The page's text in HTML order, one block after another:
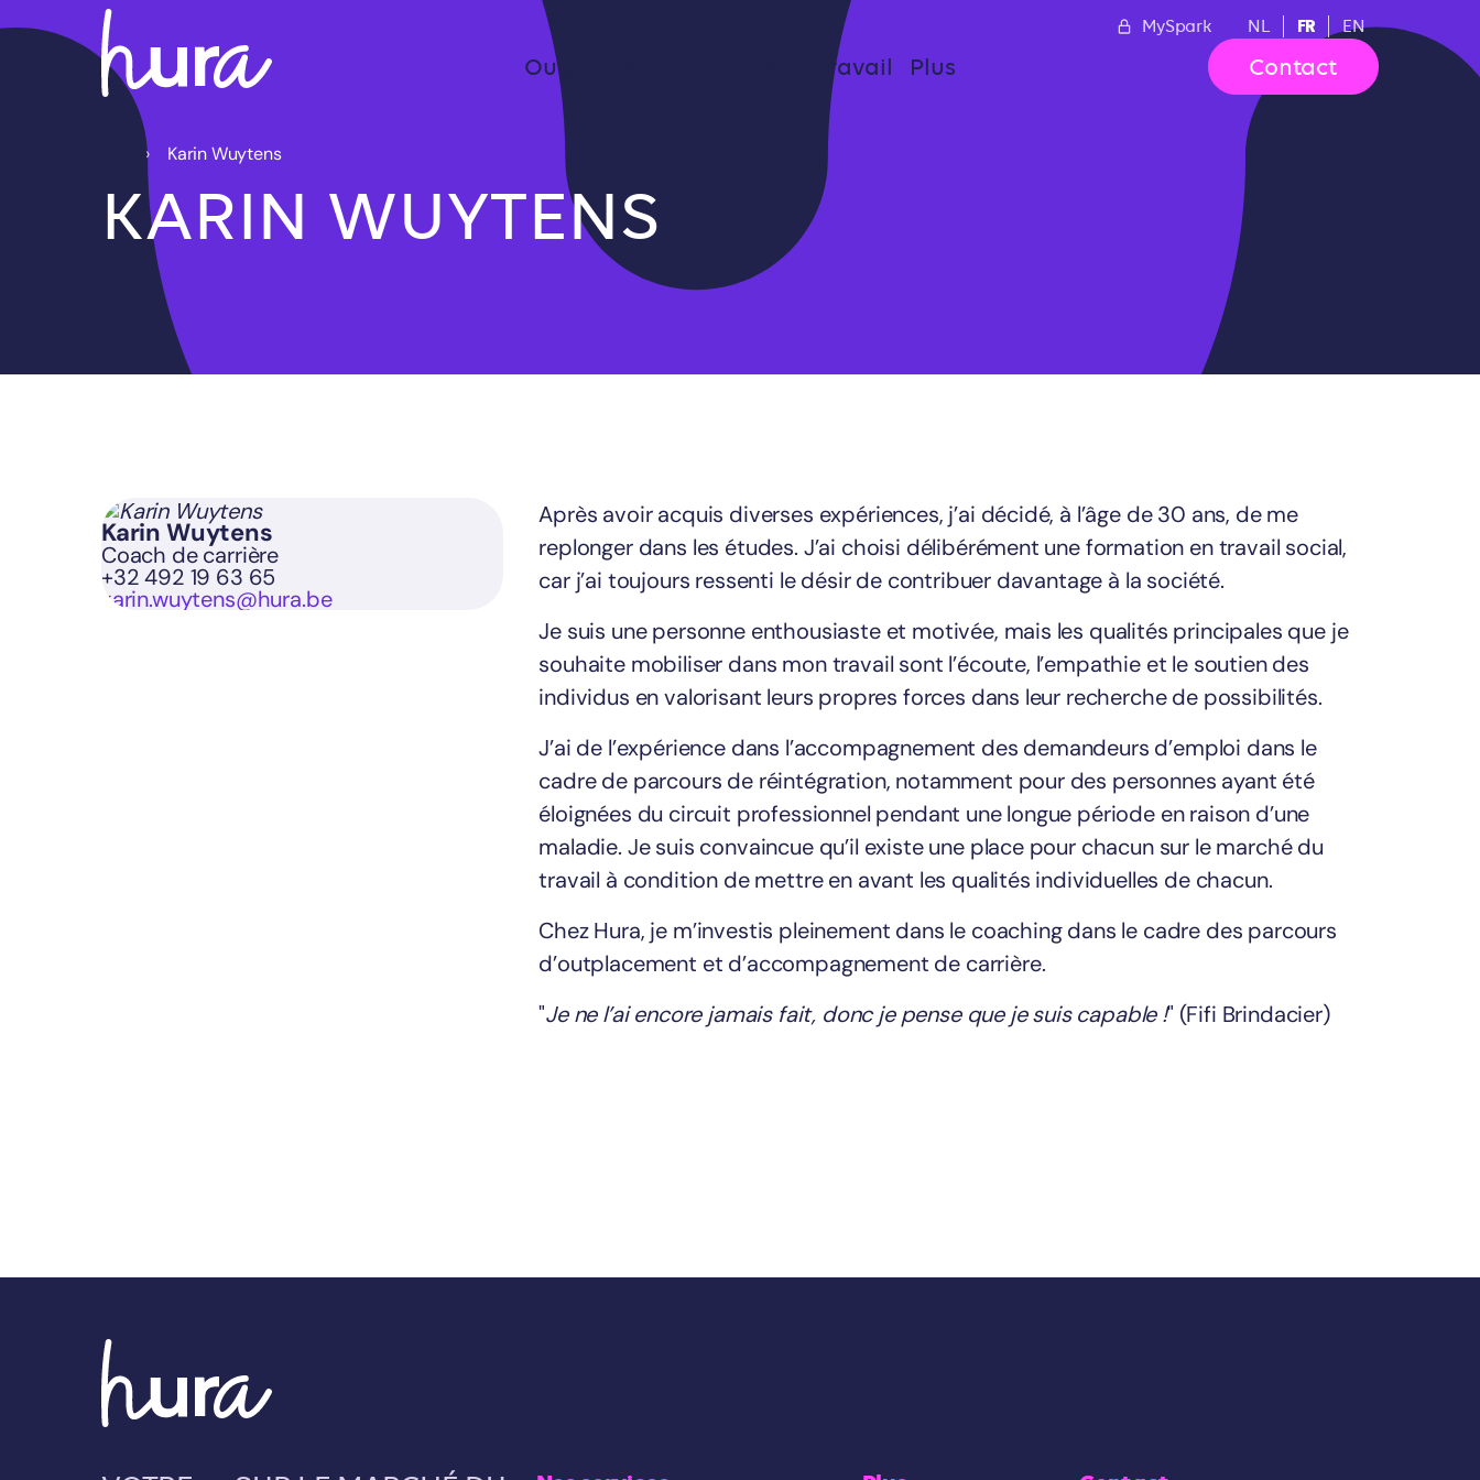
Outplacement Retour au travail Plus Contact
MySpark NL FR EN
Karin Wuytens
KARIN WUYTENS
Karin Wuytens
Coach de carrière
+32 492 19 63 65
karin.wuytens@hura.be
Après avoir acquis diverses expériences, j’ai décidé, à l’âge de 30 ans, de me
replonger dans les études. J’ai choisi délibérément une formation en travail social,
car j’ai toujours ressenti le désir de contribuer davantage à la société.
Je suis une personne enthousiaste et motivée, mais les qualités principales que je
souhaite mobiliser dans mon travail sont l’écoute, l’empathie et le soutien des
individus en valorisant leurs propres forces dans leur recherche de possibilités.
J’ai de l’expérience dans l’accompagnement des demandeurs d’emploi dans le
cadre de parcours de réintégration, notamment pour des personnes ayant été
éloignées du circuit professionnel pendant une longue période en raison d’une
maladie. Je suis convaincue qu’il existe une place pour chacun sur le marché du
travail à condition de mettre en avant les qualités individuelles de chacun.
Chez Hura, je m’investis pleinement dans le coaching dans le cadre des parcours
d’outplacement et d’accompagnement de carrière.
"Je ne l’ai encore jamais fait, donc je pense que je suis capable !" (Fifi Brindacier)